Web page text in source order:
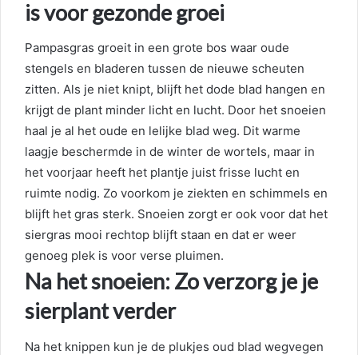
is voor gezonde groei
Pampasgras groeit in een grote bos waar oude
stengels en bladeren tussen de nieuwe scheuten
zitten. Als je niet knipt, blijft het dode blad hangen en
krijgt de plant minder licht en lucht. Door het snoeien
haal je al het oude en lelijke blad weg. Dit warme
laagje beschermde in de winter de wortels, maar in
het voorjaar heeft het plantje juist frisse lucht en
ruimte nodig. Zo voorkom je ziekten en schimmels en
blijft het gras sterk. Snoeien zorgt er ook voor dat het
siergras mooi rechtop blijft staan en dat er weer
genoeg plek is voor verse pluimen.
Na het snoeien: Zo verzorg je je
sierplant verder
Na het knippen kun je de plukjes oud blad wegvegen